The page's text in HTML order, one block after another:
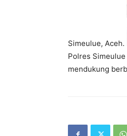
Simeulue, Aceh.
Polres
mendukung